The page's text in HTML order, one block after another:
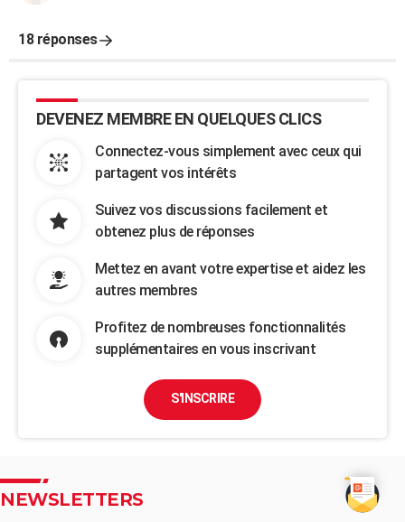
18 réponses
DEVENEZ MEMBRE EN QUELQUES CLICS
Connectez-vous simplement avec ceux qui
partagent vos intérêts
Suivez vos discussions facilement et
obtenez plus de réponses
Mettez en avant votre expertise et aidez les
autres membres
Profitez de nombreuses fonctionnalités
supplémentaires en vous inscrivant
S'INSCRIRE
NEWSLETTERS